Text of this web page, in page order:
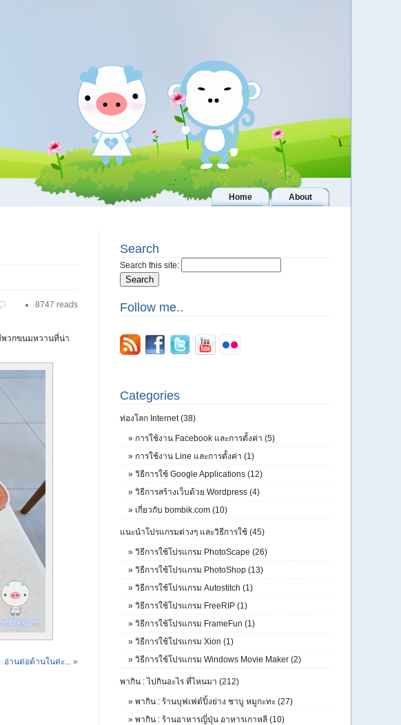
Home About
8747 reads
พวกขนมหวานที่น่า
อ่านต่อด้านในค่ะ... »
Search
Search this site:
Follow me..
Categories
ท่องโลก Internet (38)
» การใช้งาน Facebook และการตั้งค่า (5)
» การใช้งาน Line และการตั้งค่า (1)
» วิธีการใช้ Google Applications (12)
» วิธีการสร้างเว็บด้วย Wordpress (4)
» เกี่ยวกับ bombik.com (10)
แนะนำโปรแกรมต่างๆ และวิธีการใช้ (45)
» วิธีการใช้โปรแกรม PhotoScape (26)
» วิธีการใช้โปรแกรม PhotoShop (13)
» วิธีการใช้โปรแกรม Autostitch (1)
» วิธีการใช้โปรแกรม FreeRIP (1)
» วิธีการใช้โปรแกรม FrameFun (1)
» วิธีการใช้โปรแกรม Xion (1)
» วิธีการใช้โปรแกรม Windows Movie Maker (2)
พากิน : ไปกินอะไร ที่ไหนมา (212)
» พากิน : ร้านบุฟเฟต์ปิ้งย่าง ชาบู หมูกะทะ (27)
» พากิน : ร้านอาหารญี่ปุ่น อาหารเกาหลี (10)